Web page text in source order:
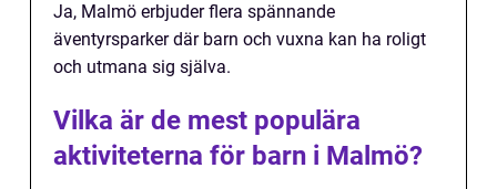
Ja, Malmö erbjuder flera spännande
äventyrsparker där barn och vuxna kan ha roligt
och utmana sig själva.
Vilka är de mest populära
aktiviteterna för barn i Malmö?